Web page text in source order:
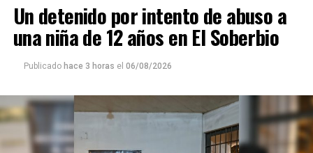
Un detenido por intento de abuso a
una niña de 12 años en El Soberbio
Publicado hace 3 horas el 06/08/2026